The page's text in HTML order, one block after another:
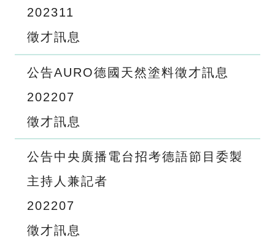
202311
徵才訊息
公告AURO德國天然塗料徵才訊息
202207
徵才訊息
公告中央廣播電台招考德語節目委製
主持人兼記者
202207
徵才訊息